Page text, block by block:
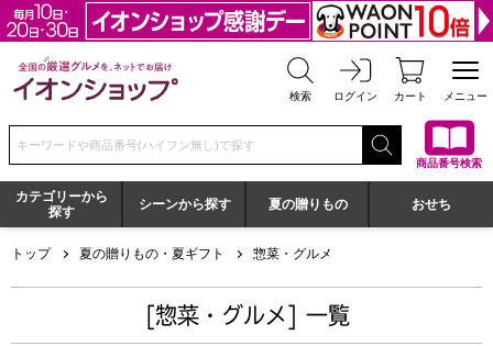
全国の厳選グルメを、ネットでお届け イオンショップ
検索 ログイン カート メニュー
検索キーワードまたは商品番号を入力してください
商品番号検索
カテゴリーから
探す
シーンから探す 夏の贈りもの おせち
トップ 夏の贈りもの・夏ギフト 惣菜・グルメ
[惣菜・グルメ] 一覧